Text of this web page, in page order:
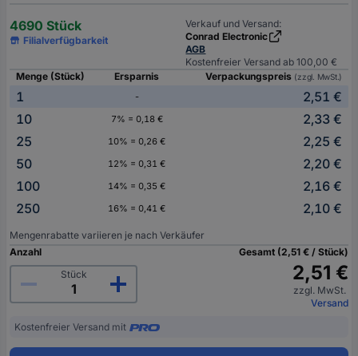
4690 Stück
Filialverfügbarkeit
Verkauf und Versand:
Conrad Electronic
AGB
Kostenfreier Versand ab 100,00 €
Menge (Stück)
Ersparnis Verpackungspreis (zzgl. MwSt.)
1 -
2,51 €
10
7% = 0,18 €
2,33 €
25
10% = 0,26 €
2,25 €
50
12% = 0,31 €
2,20 €
100
14% = 0,35 €
2,16 €
250
16% = 0,41 € 2,10 €
Mengenrabatte variieren je nach Verkäufer
Anzahl
Stück
Gesamt (2,51 € / Stück)
2,51 €
zzgl. MwSt.
Versand
Kostenfreier Versand mit